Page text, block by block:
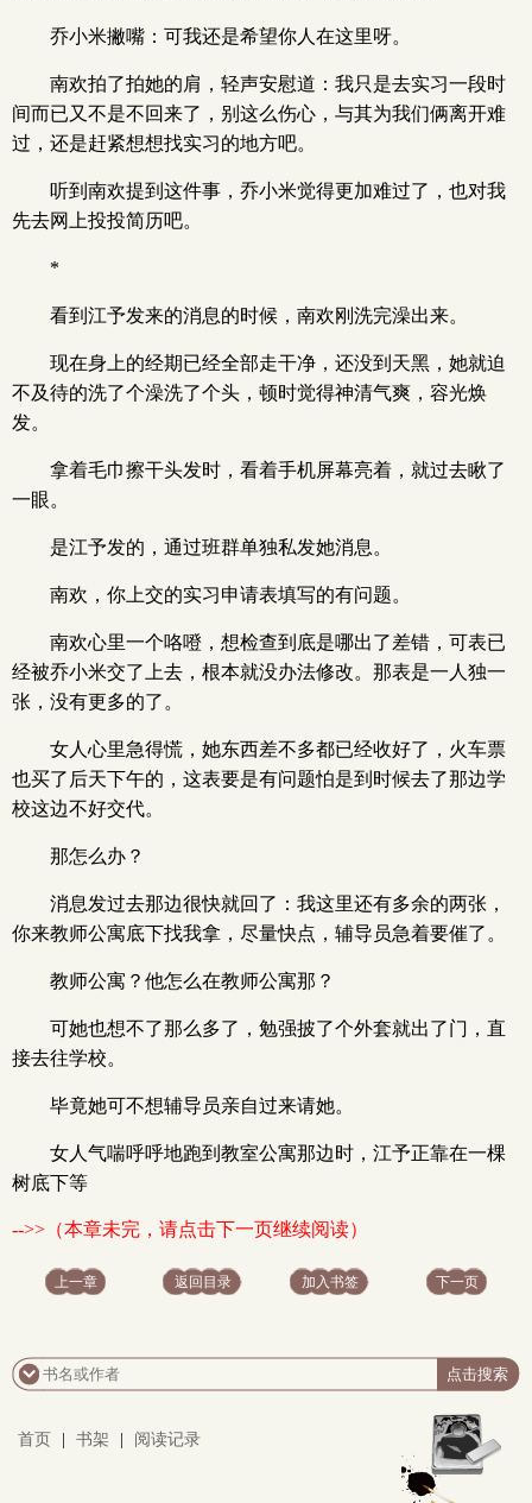
乔小米撇嘴：可我还是希望你人在这里呀。
南欢拍了拍她的肩，轻声安慰道：我只是去实习一段时
间而已又不是不回来了，别这么伤心，与其为我们俩离开难
过，还是赶紧想想找实习的地方吧。
听到南欢提到这件事，乔小米觉得更加难过了，也对我
先去网上投投简历吧。
*
看到江予发来的消息的时候，南欢刚洗完澡出来。
现在身上的经期已经全部走干净，还没到天黑，她就迫
不及待的洗了个澡洗了个头，顿时觉得神清气爽，容光焕
发。
拿着毛巾擦干头发时，看着手机屏幕亮着，就过去瞅了
一眼。
是江予发的，通过班群单独私发她消息。
南欢，你上交的实习申请表填写的有问题。
南欢心里一个咯噔，想检查到底是哪出了差错，可表已
经被乔小米交了上去，根本就没办法修改。那表是一人独一
张，没有更多的了。
女人心里急得慌，她东西差不多都已经收好了，火车票
也买了后天下午的，这表要是有问题怕是到时候去了那边学
校这边不好交代。
那怎么办？
消息发过去那边很快就回了：我这里还有多余的两张，
你来教师公寓底下找我拿，尽量快点，辅导员急着要催了。
教师公寓？他怎么在教师公寓那？
可她也想不了那么多了，勉强披了个外套就出了门，直
接去往学校。
毕竟她可不想辅导员亲自过来请她。
女人气喘呼呼地跑到教室公寓那边时，江予正靠在一棵
树底下等
-->>（本章未完，请点击下一页继续阅读）
上一章 返回目录 加入书签 下一页
首页 书架 阅读记录